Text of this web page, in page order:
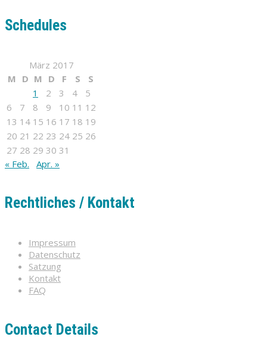
Schedules
März 2017
M D M D F S
S
1
2 3 4
5
6
7 8 9 10 11 12
13 14 15 16 17 18 19
20 21 22 23 24 25 26
27 28 29 30 31
« Feb.
Apr. »
Rechtliches / Kontakt
Impressum
Datenschutz
Satzung
Kontakt
FAQ
Contact Details